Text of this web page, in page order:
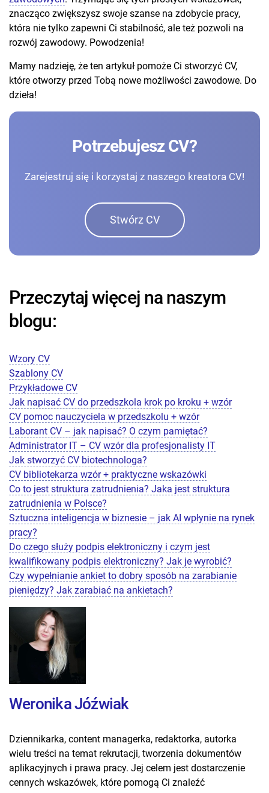
znacząco zwiększysz swoje szanse na zdobycie pracy,
która nie tylko zapewni Ci stabilność, ale też pozwoli na
rozwój zawodowy. Powodzenia!
Mamy nadzieję, że ten artykuł pomoże Ci stworzyć CV,
które otworzy przed Tobą nowe możliwości zawodowe. Do
dzieła!
Potrzebujesz CV?
Zarejestruj się i korzystaj z naszego kreatora CV!
Stwórz CV
Przeczytaj więcej na naszym
blogu:
Wzory CV
Szablony CV
Przykładowe CV
Jak napisać CV do przedszkola krok po kroku + wzór
CV pomoc nauczyciela w przedszkolu + wzór
Laborant CV – jak napisać? O czym pamiętać?
Administrator IT – CV wzór dla profesjonalisty IT
Jak stworzyć CV biotechnologa?
CV bibliotekarza wzór + praktyczne wskazówki
Co to jest struktura zatrudnienia? Jaka jest struktura
zatrudnienia w Polsce?
Sztuczna inteligencja w biznesie – jak AI wpłynie na rynek
pracy?
Do czego służy podpis elektroniczny i czym jest
kwalifikowany podpis elektroniczny? Jak je wyrobić?
Czy wypełnianie ankiet to dobry sposób na zarabianie
pieniędzy? Jak zarabiać na ankietach?
Weronika Jóźwiak
Dziennikarka, content managerka, redaktorka, autorka
wielu treści na temat rekrutacji, tworzenia dokumentów
aplikacyjnych i prawa pracy. Jej celem jest dostarczenie
cennych wskazówek, które pomogą Ci znaleźć